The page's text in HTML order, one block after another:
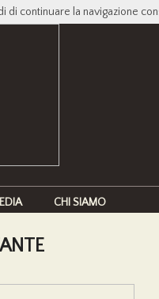
CHI SIAMO
continuare la navigazione